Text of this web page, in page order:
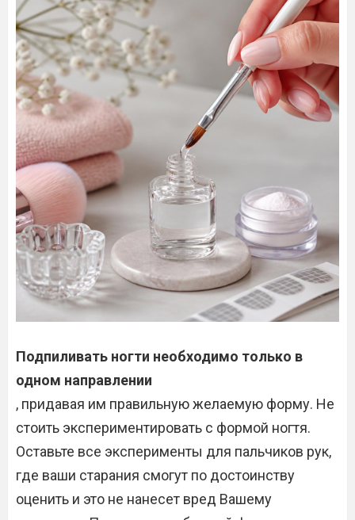
Подпиливать ногти необходимо только в
одном направлении
, придавая им правильную желаемую форму. Не
стоить экспериментировать с формой ногтя.
Оставьте все эксперименты для пальчиков рук,
где ваши старания смогут по достоинству
оценить и это не нанесет вред Вашему